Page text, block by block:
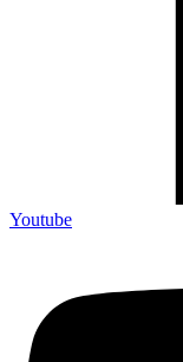
Youtube